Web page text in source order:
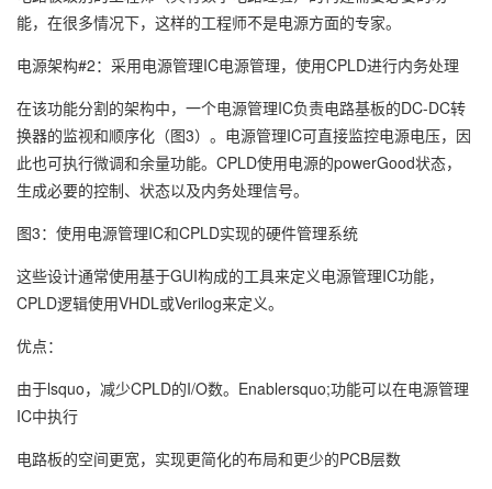
能，在很多情况下，这样的工程师不是电源方面的专家。
电源架构#2：采用电源管理IC电源管理，使用CPLD进行内务处理
在该功能分割的架构中，一个电源管理IC负责电路基板的DC-DC转
换器的监视和顺序化（图3）。电源管理IC可直接监控电源电压，因
此也可执行微调和余量功能。CPLD使用电源的powerGood状态，
生成必要的控制、状态以及内务处理信号。
图3：使用电源管理IC和CPLD实现的硬件管理系统
这些设计通常使用基于GUI构成的工具来定义电源管理IC功能，
CPLD逻辑使用VHDL或Verilog来定义。
优点：
由于lsquo，减少CPLD的I/O数。Enablersquo;功能可以在电源管理
IC中执行
电路板的空间更宽，实现更简化的布局和更少的PCB层数